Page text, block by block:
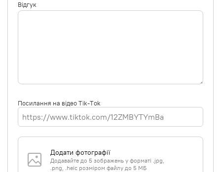
Відгук
Посилання на відео Tik-Tok
Додати фотографії
Додавайте до 5 зображень у форматі .jpg,
.png, .heic розміром файлу до 5 МБ